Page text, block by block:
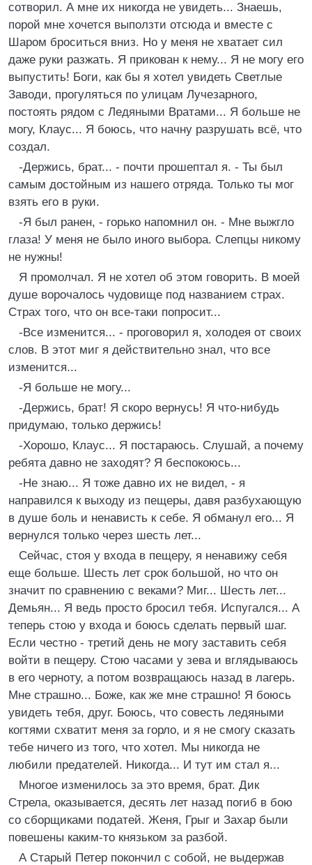
сотворил. А мне их никогда не увидеть... Знаешь,
порой мне хочется выползти отсюда и вместе с
Шаром броситься вниз. Но у меня не хватает сил
даже руки разжать. Я прикован к нему... Я не могу его
выпустить! Боги, как бы я хотел увидеть Светлые
Заводи, прогуляться по улицам Лучезарного,
постоять рядом с Ледяными Вратами... Я больше не
могу, Клаус... Я боюсь, что начну разрушать всё, что
создал.
-Держись, брат... - почти прошептал я. - Ты был
самым достойным из нашего отряда. Только ты мог
взять его в руки.
-Я был ранен, - горько напомнил он. - Мне выжгло
глаза! У меня не было иного выбора. Слепцы никому
не нужны!
Я промолчал. Я не хотел об этом говорить. В моей
душе ворочалось чудовище под названием страх.
Страх того, что он все-таки попросит...
-Все изменится... - проговорил я, холодея от своих
слов. В этот миг я действительно знал, что все
изменится...
-Я больше не могу...
-Держись, брат! Я скоро вернусь! Я что-нибудь
придумаю, только держись!
-Хорошо, Клаус... Я постараюсь. Слушай, а почему
ребята давно не заходят? Я беспокоюсь...
-Не знаю... Я тоже давно их не видел, - я
направился к выходу из пещеры, давя разбухающую
в душе боль и ненависть к себе. Я обманул его... Я
вернулся только через шесть лет...
Сейчас, стоя у входа в пещеру, я ненавижу себя
еще больше. Шесть лет срок большой, но что он
значит по сравнению с веками? Миг... Шесть лет...
Демьян... Я ведь просто бросил тебя. Испугался... А
теперь стою у входа и боюсь сделать первый шаг.
Если честно - третий день не могу заставить себя
войти в пещеру. Стою часами у зева и вглядываюсь
в его черноту, а потом возвращаюсь назад в лагерь.
Мне страшно... Боже, как же мне страшно! Я боюсь
увидеть тебя, друг. Боюсь, что совесть ледяными
когтями схватит меня за горло, и я не смогу сказать
тебе ничего из того, что хотел. Мы никогда не
любили предателей. Никогда... И тут им стал я...
Многое изменилось за это время, брат. Дик
Стрела, оказывается, десять лет назад погиб в бою
со сборщиками податей. Женя, Грыг и Захар были
повешены каким-то князьком за разбой.
А Старый Петер покончил с собой, не выдержав